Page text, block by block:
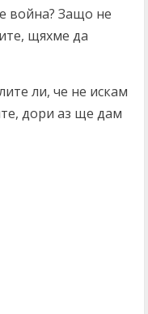
война? Защо не
щяхме да
ли, че не искам
дори аз ще дам